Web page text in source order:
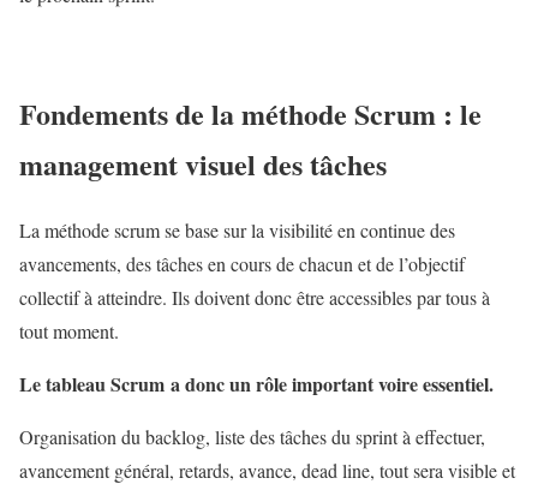
Fondements de la méthode Scrum : le
management visuel des tâches
La méthode scrum se base sur la visibilité en continue des
avancements, des tâches en cours de chacun et de l’objectif
collectif à atteindre. Ils doivent donc être accessibles par tous à
tout moment.
Le tableau Scrum a donc un rôle important voire essentiel.
Organisation du backlog, liste des tâches du sprint à effectuer,
avancement général, retards, avance, dead line, tout sera visible et